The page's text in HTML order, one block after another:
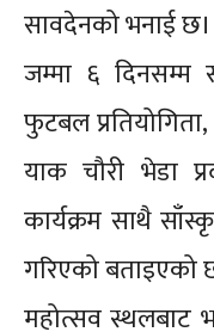
सावदेनको भनाई छ।
जम्मा ६ दिनसम्म
फुटबल
याक चौरी भेडा
कार्यक्रम साथै
गरिएको बताइएको
महोत्सव स्थलबाट